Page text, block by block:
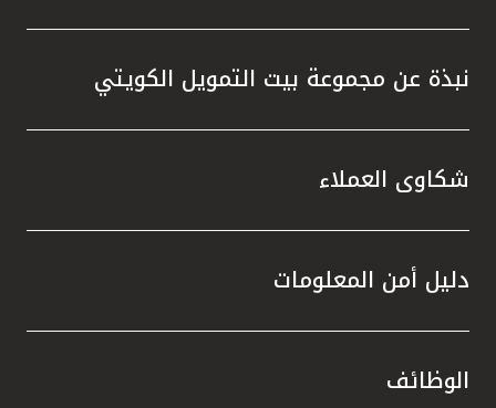
نبذة عن مجموعة بيت التمويل الكويتي
شكاوى العملاء
دليل أمن المعلومات
الوظائف